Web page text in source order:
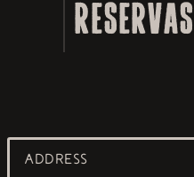
reservas.
ADDRESS